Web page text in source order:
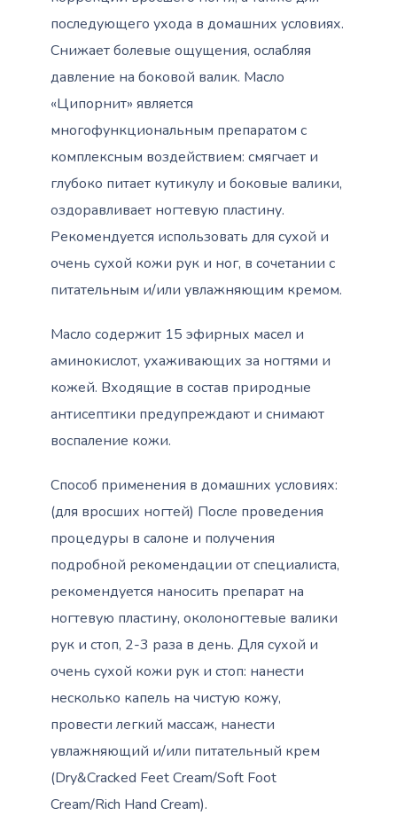
последующего ухода в домашних условиях.
Снижает болевые ощущения, ослабляя
давление на боковой валик. Масло
«Ципорнит» является
многофункциональным препаратом с
комплексным воздействием: смягчает и
глубоко питает кутикулу и боковые валики,
оздоравливает ногтевую пластину.
Рекомендуется использовать для сухой и
очень сухой кожи рук и ног, в сочетании с
питательным и/или увлажняющим кремом.
Масло содержит 15 эфирных масел и
аминокислот, ухаживающих за ногтями и
кожей. Входящие в состав природные
антисептики предупреждают и снимают
воспаление кожи.
Способ применения в домашних условиях:
(для вросших ногтей) После проведения
процедуры в салоне и получения
подробной рекомендации от специалиста,
рекомендуется наносить препарат на
ногтевую пластину, околоногтевые валики
рук и стоп, 2-3 раза в день. Для сухой и
очень сухой кожи рук и стоп: нанести
несколько капель на чистую кожу,
провести легкий массаж, нанести
увлажняющий и/или питательный крем
(Dry&Cracked Feet Cream/Soft Foot
Cream/Rich Hand Cream).